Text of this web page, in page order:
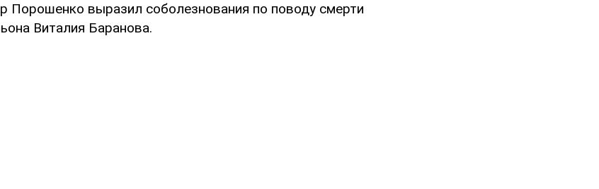
Порошенко выразил соболезнования по поводу смерти
Виталия Баранова.